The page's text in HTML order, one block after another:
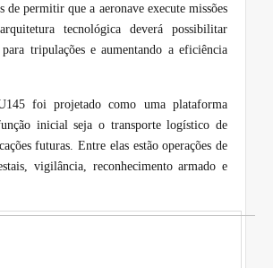
permitir que a aeronave execute missões
tecnológica deverá possibilitar
tripulações e aumentando a eficiência
foi projetado como uma plataforma
inicial seja o transporte logístico de
futuras. Entre elas estão operações de
vigilância, reconhecimento armado e